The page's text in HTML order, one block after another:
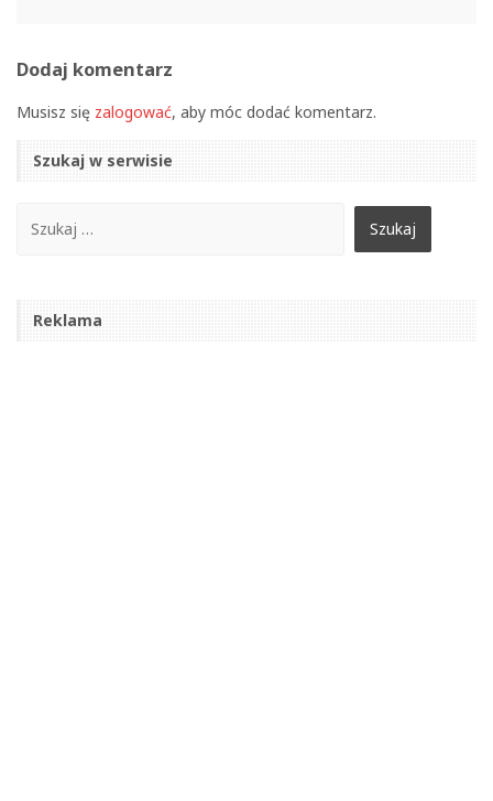
Dodaj komentarz
Musisz się zalogować, aby móc dodać komentarz.
Szukaj w serwisie
Reklama